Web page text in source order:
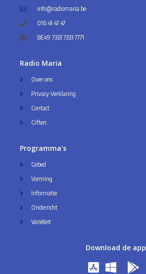
info@radiomaria.be
016 41 47 47
BE49 7333 7333 7771
Radio Maria
Over ons
Privacy Verklaring
Contact
Giften
Programma's
Gebed
Vorming
Informatie
Onderricht
Variëteit
Download de app